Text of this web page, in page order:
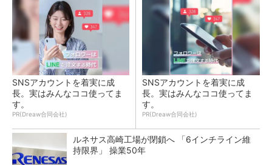
SNSアカウントを着実に成
長。実はみんなココ使ってま
す。
PR(Dreaw合同会社)
SNSアカウントを着実に成
長。実はみんなココ使ってま
す。
PR(Dreaw合同会社)
ルネサス高崎工場が閉鎖へ 「6インチライン維
持限界」 操業50年